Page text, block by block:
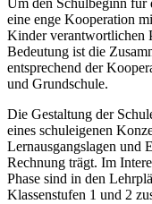
Um den Schulbeginn für
eine enge Kooperation
Kinder verantwortlichen
Bedeutung ist die
entsprechend der
und Grundschule.
Die Gestaltung der
eines schuleigenen
Lernausgangslagen und
Rechnung trägt. Im
Phase sind in den
Klassenstufen 1 und 2